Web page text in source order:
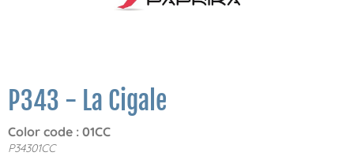
P343 - La Cigale
Color code : 01CC
P34301CC